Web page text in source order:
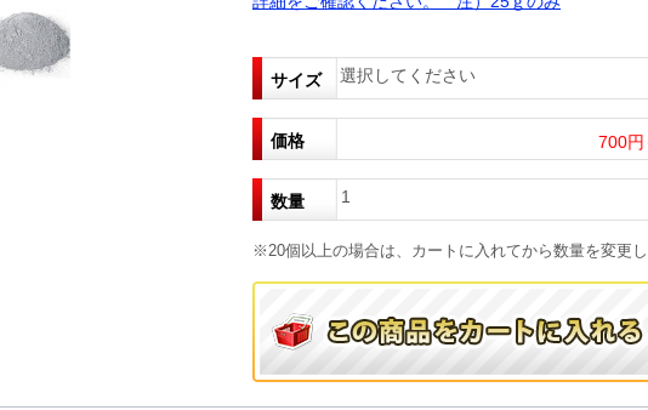
サイズ 選択してください
価格 700円
数量 1
※20個以上の場合は、カートに入れてから数量を変更し